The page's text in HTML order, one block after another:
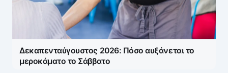
Δεκαπενταύγουστος 2026: Πόσο αυξάνεται το
μεροκάματο το Σάββατο